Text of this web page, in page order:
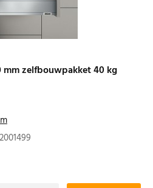
zelfbouwpakket 40 kg